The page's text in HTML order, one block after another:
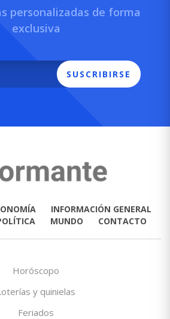
personalizadas de forma
exclusiva
SUSCRIBIRSE
INFORMACIÓN GENERAL
MUNDO CONTACTO
Horóscopo
y quinielas
Feriados